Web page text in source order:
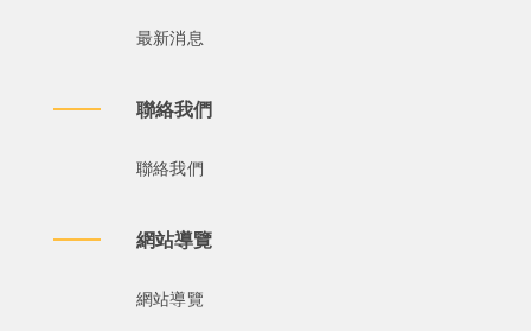
最新消息
聯絡我們
聯絡我們
網站導覽
網站導覽